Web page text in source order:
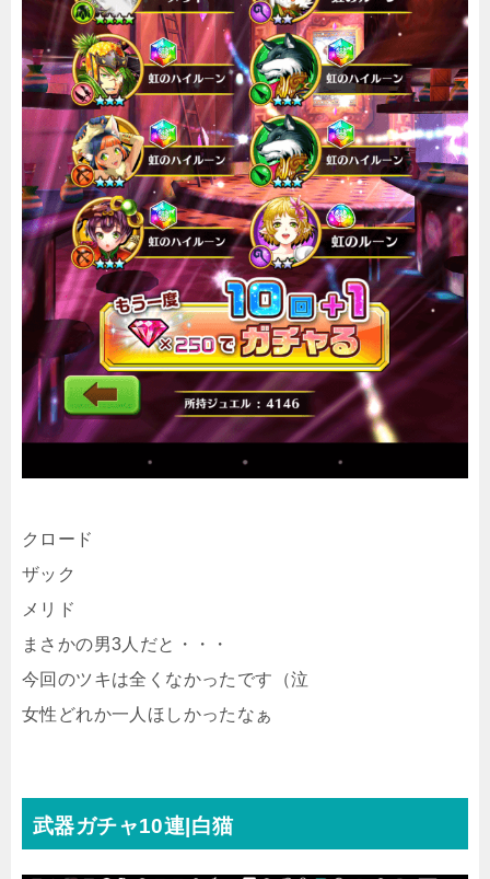
クロード
ザック
メリド
まさかの男3人だと・・・
今回のツキは全くなかったです（泣
女性どれか一人ほしかったなぁ
武器ガチャ10連|白猫